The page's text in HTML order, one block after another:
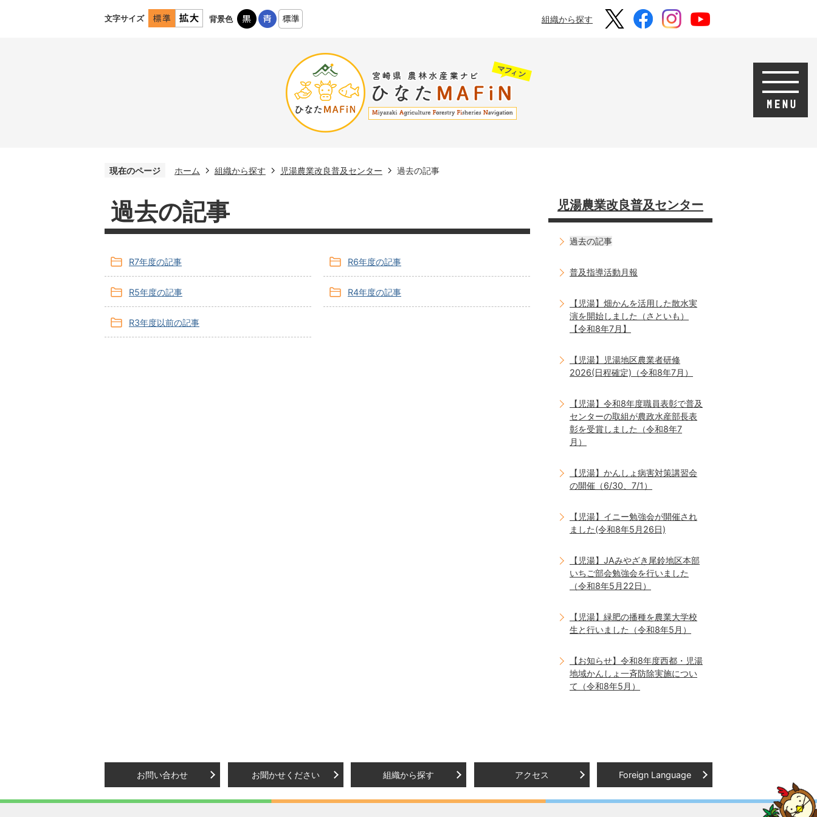
文字サイズ 背景色 組織から探す
現在のページ ホーム 組織から探す 児湯農業改良普及センター 過去の記事
過去の記事
R7年度の記事 R6年度の記事
R5年度の記事 R4年度の記事
R3年度以前の記事
児湯農業改良普及センター
過去の記事
普及指導活動月報
【児湯】畑かんを活用した散水実
演を開始しました（さといも）
【令和8年7月】
【児湯】児湯地区農業者研修
2026(日程確定)（令和8年7月）
【児湯】令和8年度職員表彰で普及
センターの取組が農政水産部長表
彰を受賞しました（令和8年7
月）
【児湯】かんしょ病害対策講習会
の開催（6/30、7/1）
【児湯】イニー勉強会が開催され
ました(令和8年5月26日)
【児湯】JAみやざき尾鈴地区本部
いちご部会勉強会を行いました
（令和8年5月22日）
【児湯】緑肥の播種を農業大学校
生と行いました（令和8年5月）
【お知らせ】令和8年度西都・児湯
地域かんしょ一斉防除実施につい
て（令和8年5月）
お問い合わせ お聞かせください 組織から探す アクセス Foreign Language